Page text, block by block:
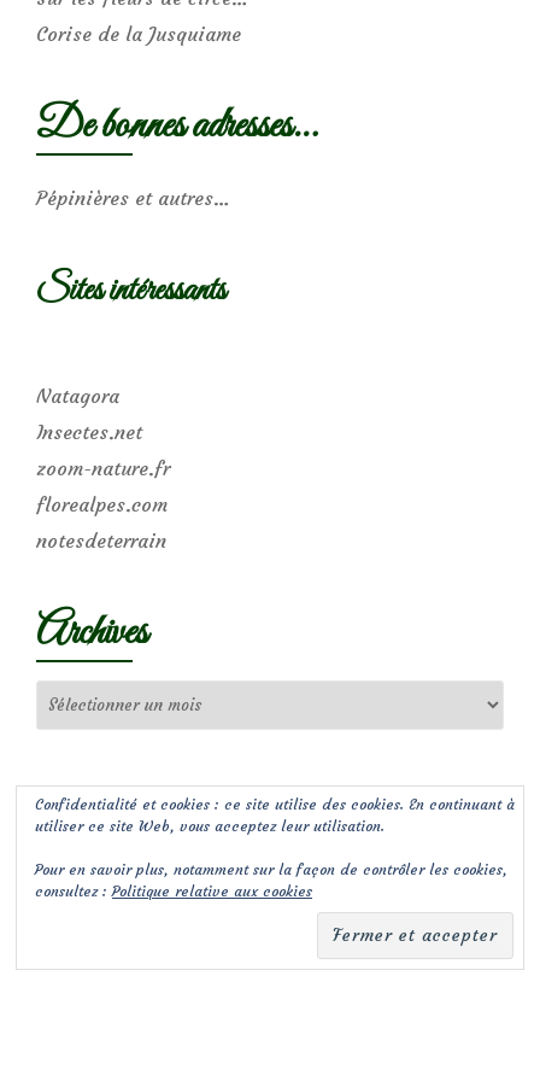
Corise de la Jusquiame
De bonnes adresses…
Pépinières et autres…
Sites intéressants
Natagora
Insectes.net
zoom-nature.fr
florealpes.com
notesdeterrain
Archives
Confidentialité et cookies : ce site utilise des cookies. En continuant à
utiliser ce site Web, vous acceptez leur utilisation.
Pour en savoir plus, notamment sur la façon de contrôler les cookies,
consultez :Politique relative aux cookies